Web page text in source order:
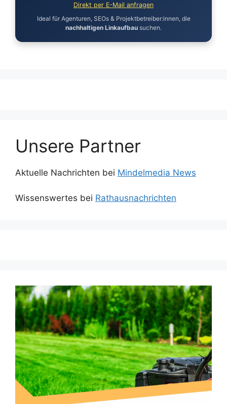
Direkt per E-Mail anfragen
Ideal für Agenturen, SEOs & Projektbetreiber:innen, die
nachhaltigen Linkaufbau suchen.
Unsere Partner
Aktuelle Nachrichten bei Mindelmedia News
Wissenswertes bei Rathausnachrichten